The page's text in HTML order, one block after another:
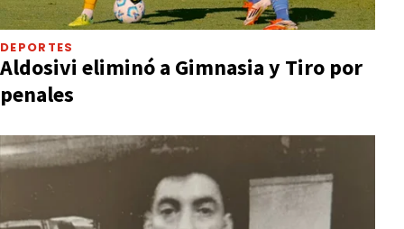
DEPORTES
Aldosivi eliminó a Gimnasia y Tiro por
penales